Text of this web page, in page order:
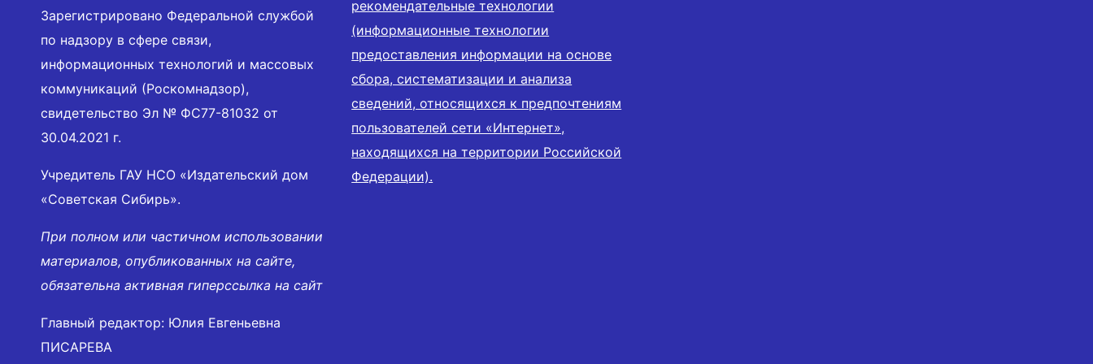
Зарегистрировано Федеральной службой
по надзору в сфере связи,
информационных технологий и массовых
коммуникаций (Роскомнадзор),
свидетельство Эл № ФС77-81032 от
30.04.2021 г.
Учредитель ГАУ НСО «Издательский дом
«Советская Сибирь».
При полном или частичном использовании
материалов, опубликованных на сайте,
обязательна активная гиперссылка на сайт
Главный редактор: Юлия Евгеньевна
ПИСАРЕВА
рекомендательные технологии
(информационные технологии
предоставления информации на основе
сбора, систематизации и анализа
сведений, относящихся к предпочтениям
пользователей сети «Интернет»,
находящихся на территории Российской
Федерации).